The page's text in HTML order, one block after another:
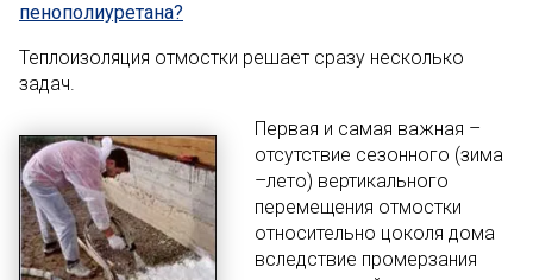
пенополиуретана?
Теплоизоляция отмостки решает сразу несколько
задач.
Первая и самая важная –
отсутствие сезонного (зима
–лето) вертикального
перемещения отмостки
относительно цоколя дома
вследствие промерзания